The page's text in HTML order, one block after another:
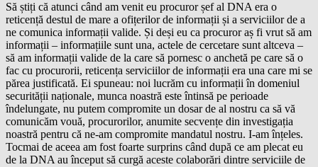
Să știți că atunci când am venit eu procuror șef al DNA era o
reticență destul de mare a ofițerilor de informații și a serviciilor de a
ne comunica informații valide. Și deși eu ca procuror aș fi vrut să am
informații – informațiile sunt una, actele de cercetare sunt altceva –
să am informații valide de la care să pornesc o anchetă pe care să o
fac cu procurorii, reticența serviciilor de informații era una care mi se
părea justificată. Ei spuneau: noi lucrăm cu informații în domeniul
securității naționale, munca noastră este întinsă pe perioade
îndelungate, nu putem compromite un dosar de al nostru ca să vă
comunicăm vouă, procurorilor, anumite secvențe din investigația
noastră pentru că ne-am compromite mandatul nostru. I-am înțeles.
Tocmai de aceea am fost foarte surprins când după ce am plecat eu
de la DNA au început să curgă aceste colaborări dintre serviciile de